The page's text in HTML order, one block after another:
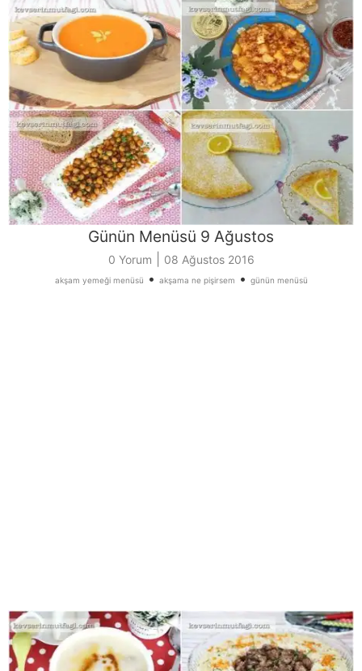
Günün Menüsü 9 Ağustos
0 Yorum 08 Ağustos 2016
akşam yemeği menüsü • akşama ne pişirsem • günün menüsü